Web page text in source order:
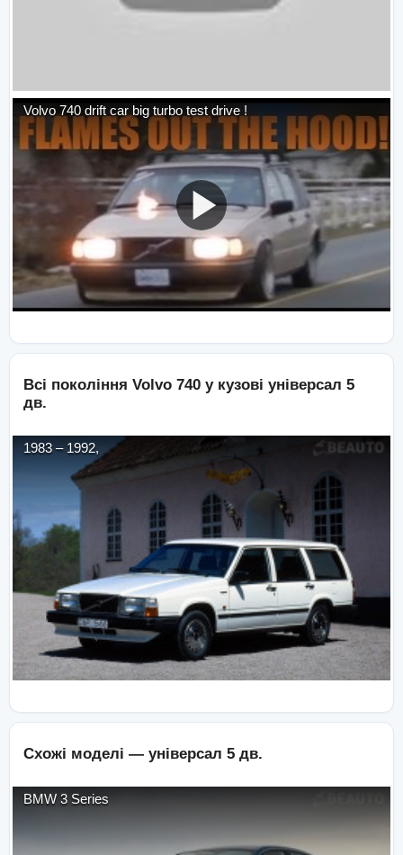
Volvo 740 drift car big turbo test drive !
Всі покоління Volvo 740 у кузові універсал 5
дв.
1983 – 1992,
Схожі моделі — універсал 5 дв.
BMW 3 Series